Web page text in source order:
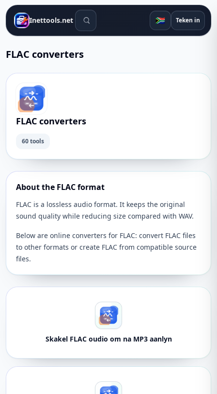
Inettools.net Soek gereedskap 🇿🇦 Teken in
FLAC converters
FLAC converters
60 tools
About the FLAC format
FLAC is a lossless audio format. It keeps the original
sound quality while reducing size compared with WAV.
Below are online converters for FLAC: convert FLAC files
to other formats or create FLAC from compatible source
files.
Skakel FLAC oudio om na MP3 aanlyn